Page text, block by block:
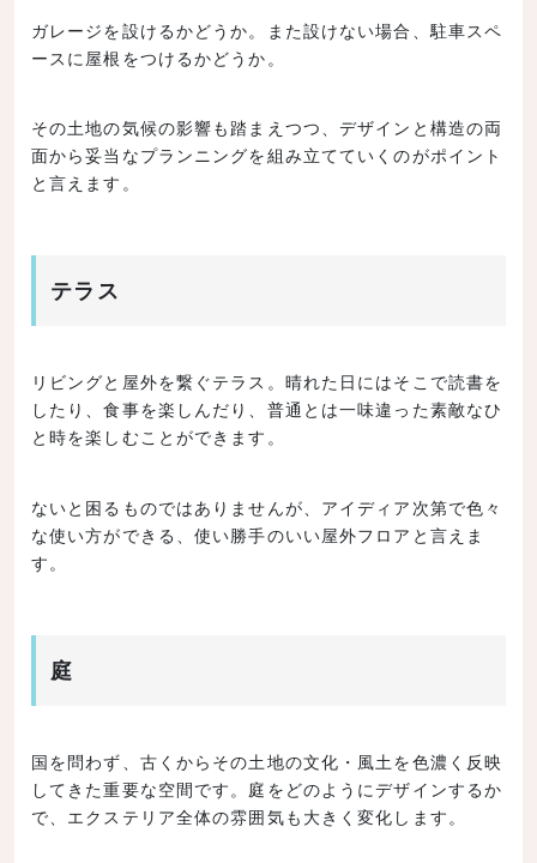
ガレージを設けるかどうか。また設けない場合、駐車スペ
ースに屋根をつけるかどうか。
その土地の気候の影響も踏まえつつ、デザインと構造の両
面から妥当なプランニングを組み立てていくのがポイント
と言えます。
テラス
リビングと屋外を繋ぐテラス。晴れた日にはそこで読書を
したり、食事を楽しんだり、普通とは一味違った素敵なひ
と時を楽しむことができます。
ないと困るものではありませんが、アイディア次第で色々
な使い方ができる、使い勝手のいい屋外フロアと言えま
す。
庭
国を問わず、古くからその土地の文化・風土を色濃く反映
してきた重要な空間です。庭をどのようにデザインするか
で、エクステリア全体の雰囲気も大きく変化します。